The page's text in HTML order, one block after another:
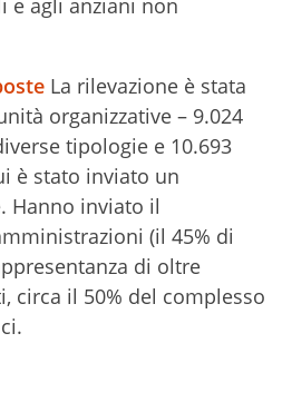
e agli anziani non
La rilevazione è stata
organizzative – 9.024
tipologie e 10.693
è stato inviato un
Hanno inviato il
(il 45% di
di oltre
circa il 50% del complesso